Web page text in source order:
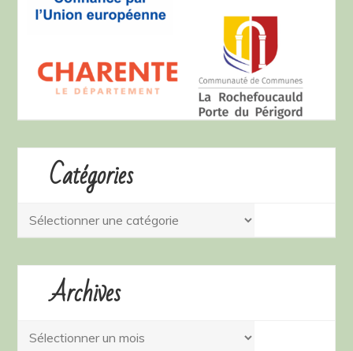
Catégories
Catégories
Archives
Archives